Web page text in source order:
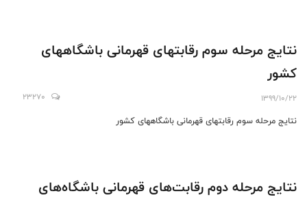
نتایج مرحله سوم رقابتهای قهرمانی باشگاههای
کشور
1399/10/22
23270
نتایج مرحله سوم رقابتهای قهرمانی باشگاههای کشور
نتایج مرحله دوم رقابت‌های قهرمانی باشگاه‌های